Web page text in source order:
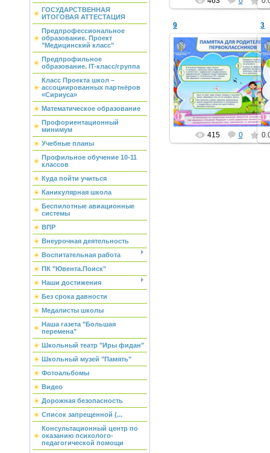
ГОСУДАРСТВЕННАЯ
ИТОГОВАЯ АТТЕСТАЦИЯ
Предпрофессиональное
образование. Проект
"Медицинский класс"
Предпрофильное
образование. IT-класс/группа
Класс Проекта школ –
ассоциированных партнёров
«Сириуса»
Математическое образование
Профориентационный
минимум
Учебные планы
Профильное обучение 10-11
классов
Куда пойти учиться
Каникулярная школа
Беспилотные авиационные
системы
ВПР
Внеурочная деятельность
Воспитательная работа
ПК "Ювента.Поиск"
Наши достижения
Без срока давности
Медалисты школы
Наша газета "Большая
перемена"
Школьный театр "Иры фидан"
Школьный музей "Память"
Фотоальбомы
Видео
Дорожная безопасность
Список запрещенной (...
Консультационный центр по
оказанию психолого-
педагогической помощи
9
17.09.2015
school1
415 0
3